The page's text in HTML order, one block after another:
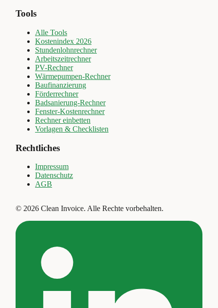
Tools
Alle Tools
Kostenindex 2026
Stundenlohnrechner
Arbeitszeitrechner
PV-Rechner
Wärmepumpen-Rechner
Baufinanzierung
Förderrechner
Badsanierung-Rechner
Fenster-Kostenrechner
Rechner einbetten
Vorlagen & Checklisten
Rechtliches
Impressum
Datenschutz
AGB
© 2026 Clean Invoice. Alle Rechte vorbehalten.